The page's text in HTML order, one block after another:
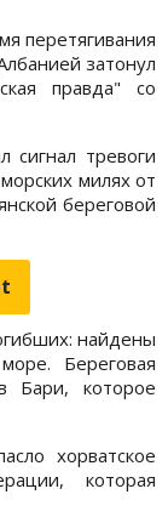
перетягивания
затонул
правда" со
сигнал тревоги
милях от
береговой
найдены
Береговая
Бари, которое
хорватское
которая